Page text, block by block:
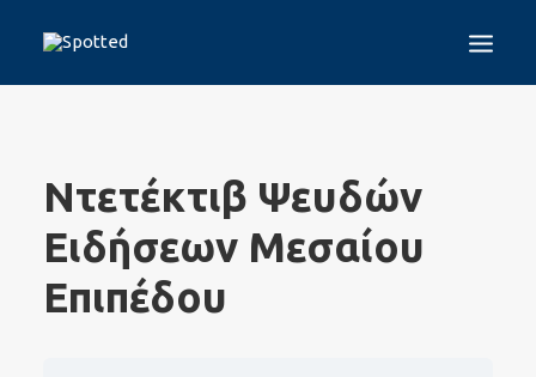
ΤΟ ΠΡΌΓΡΑΜΜΑ
SPOTTED TEST
ΠΑΡΑΠΛΗΡΟΦΌΡΗΣΗ
Ντετέκτιβ Ψευδών
Ειδήσεων Μεσαίου
Επιπέδου